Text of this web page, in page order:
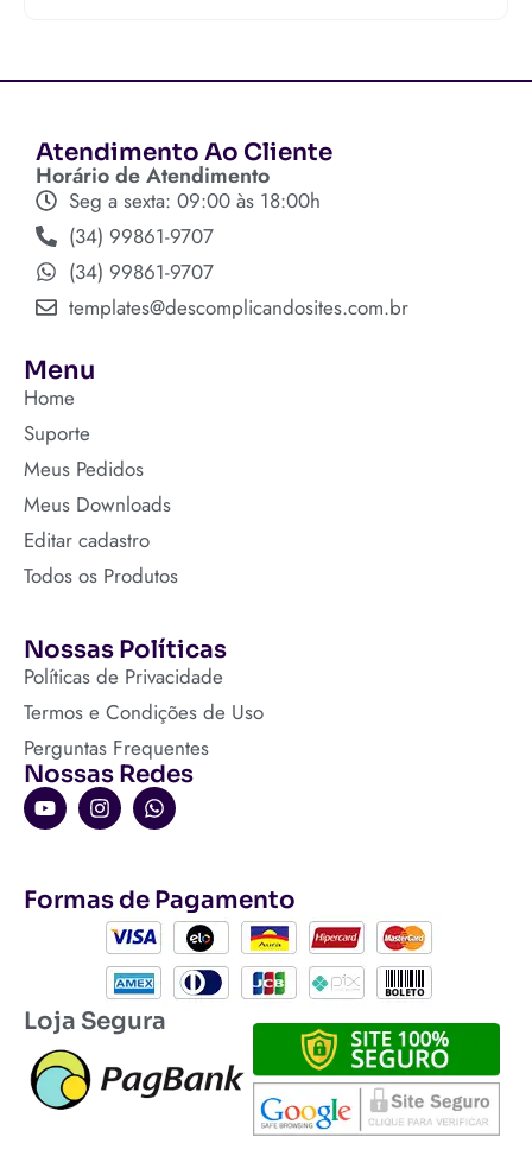
Atendimento Ao Cliente
Horário de Atendimento
Seg a sexta: 09:00 às 18:00h
(34) 99861-9707
(34) 99861-9707
templates@descomplicandosites.com.br
Menu
Home
Suporte
Meus Pedidos
Meus Downloads
Editar cadastro
Todos os Produtos
Nossas Políticas
Políticas de Privacidade
Termos e Condições de Uso
Perguntas Frequentes
Nossas Redes
Formas de Pagamento
Loja Segura